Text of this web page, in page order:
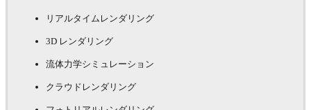
リアルタイムレンダリング
3D レンダリング
流体力学シミュレーション
クラウドレンダリング